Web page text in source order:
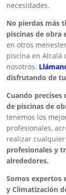
necesidades.
No pierdas más
piscinas de obra
en otros
piscina en Alcalá
nosotros.
disfrutando de
Cuando precises
de piscinas de
tenemos los
profesionales,
realizar
profesionales y
alrededores.
Somos expertos
y Climatización